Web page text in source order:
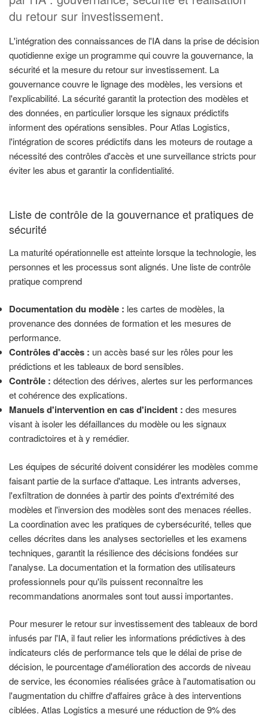
du retour sur investissement.
L'intégration des connaissances de l'IA dans la prise de décision
quotidienne exige un programme qui couvre la gouvernance, la
sécurité et la mesure du retour sur investissement. La
gouvernance couvre le lignage des modèles, les versions et
l'explicabilité. La sécurité garantit la protection des modèles et
des données, en particulier lorsque les signaux prédictifs
informent des opérations sensibles. Pour Atlas Logistics,
l'intégration de scores prédictifs dans les moteurs de routage a
nécessité des contrôles d'accès et une surveillance stricts pour
éviter les abus et garantir la confidentialité.
Liste de contrôle de la gouvernance et pratiques de
sécurité
La maturité opérationnelle est atteinte lorsque la technologie, les
personnes et les processus sont alignés. Une liste de contrôle
pratique comprend
Documentation du modèle : les cartes de modèles, la
provenance des données de formation et les mesures de
performance.
Contrôles d'accès : un accès basé sur les rôles pour les
prédictions et les tableaux de bord sensibles.
Contrôle : détection des dérives, alertes sur les performances
et cohérence des explications.
Manuels d'intervention en cas d'incident : des mesures
visant à isoler les défaillances du modèle ou les signaux
contradictoires et à y remédier.
Les équipes de sécurité doivent considérer les modèles comme
faisant partie de la surface d'attaque. Les intrants adverses,
l'exfiltration de données à partir des points d'extrémité des
modèles et l'inversion des modèles sont des menaces réelles.
La coordination avec les pratiques de cybersécurité, telles que
celles décrites dans les analyses sectorielles et les examens
techniques, garantit la résilience des décisions fondées sur
l'analyse. La documentation et la formation des utilisateurs
professionnels pour qu'ils puissent reconnaître les
recommandations anormales sont tout aussi importantes.
Pour mesurer le retour sur investissement des tableaux de bord
infusés par l'IA, il faut relier les informations prédictives à des
indicateurs clés de performance tels que le délai de prise de
décision, le pourcentage d'amélioration des accords de niveau
de service, les économies réalisées grâce à l'automatisation ou
l'augmentation du chiffre d'affaires grâce à des interventions
ciblées. Atlas Logistics a mesuré une réduction de 9% des